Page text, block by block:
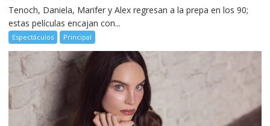
Tenoch, Daniela, Marifer y Alex regresan a la prepa en los 90;
estas películas encajan con...
Espectáculos Principal